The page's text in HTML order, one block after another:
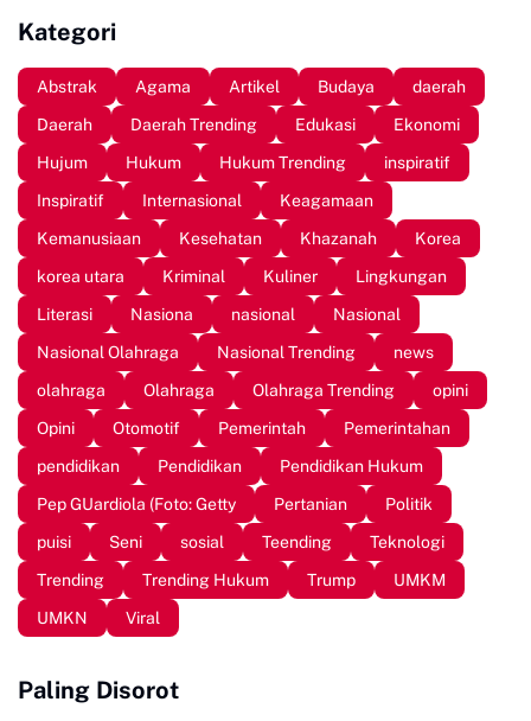
Kategori
Abstrak Agama Artikel Budaya
daerah
Daerah
Daerah Trending Edukasi
Ekonomi
Hujum
Hukum Hukum Trending
inspiratif
Inspiratif
Internasional
Keagamaan
Kemanusiaan
Kesehatan Khazanah
Korea
korea utara
Kriminal Kuliner
Lingkungan
Literasi
Nasiona nasional
Nasional
Nasional Olahraga
Nasional Trending
news
olahraga
Olahraga Olahraga Trending
opini
Opini
Otomotif Pemerintah
Pemerintahan
pendidikan
Pendidikan
Pendidikan Hukum
Pep GUardiola (Foto: Getty
Pertanian
Politik
puisi
Seni sosial Teending
Teknologi
Trending
Trending Hukum Trump
UMKM
UMKN
Viral
Paling Disorot